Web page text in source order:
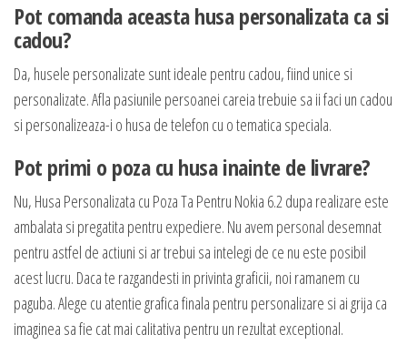
Pot comanda aceasta husa personalizata ca si
cadou?
Da, husele personalizate sunt ideale pentru cadou, fiind unice si
personalizate. Afla pasiunile persoanei careia trebuie sa ii faci un cadou
si personalizeaza-i o husa de telefon cu o tematica speciala.
Pot primi o poza cu husa inainte de livrare?
Nu, Husa Personalizata cu Poza Ta Pentru Nokia 6.2 dupa realizare este
ambalata si pregatita pentru expediere. Nu avem personal desemnat
pentru astfel de actiuni si ar trebui sa intelegi de ce nu este posibil
acest lucru. Daca te razgandesti in privinta graficii, noi ramanem cu
paguba. Alege cu atentie grafica finala pentru personalizare si ai grija ca
imaginea sa fie cat mai calitativa pentru un rezultat exceptional.